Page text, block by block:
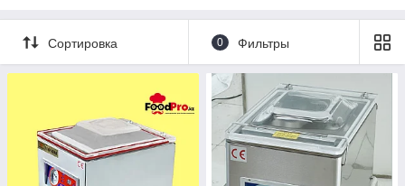
Сортировка 0 Фильтры